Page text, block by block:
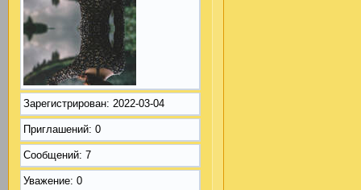
Зарегистрирован: 2022-03-04
Приглашений: 0
Сообщений: 7
Уважение: 0